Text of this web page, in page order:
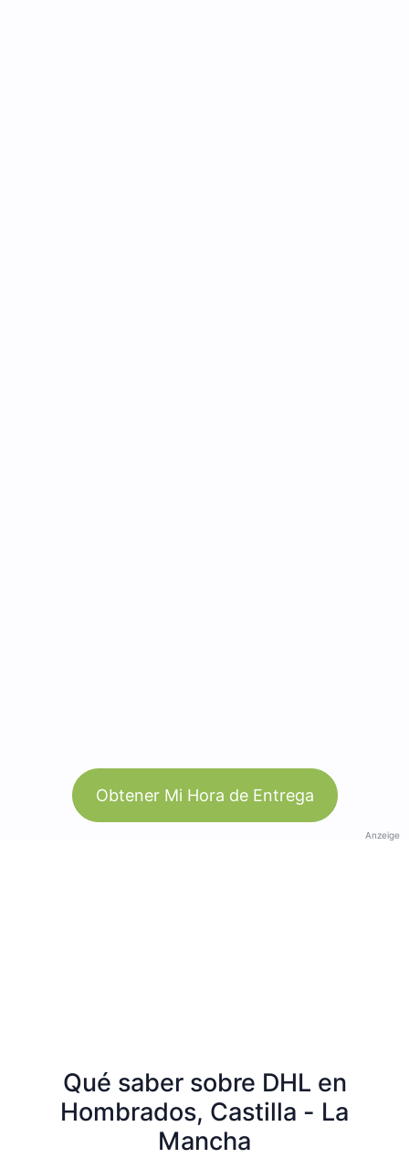
Obtener Mi Hora de Entrega
Anzeige
Qué saber sobre DHL en
Hombrados, Castilla - La
Mancha